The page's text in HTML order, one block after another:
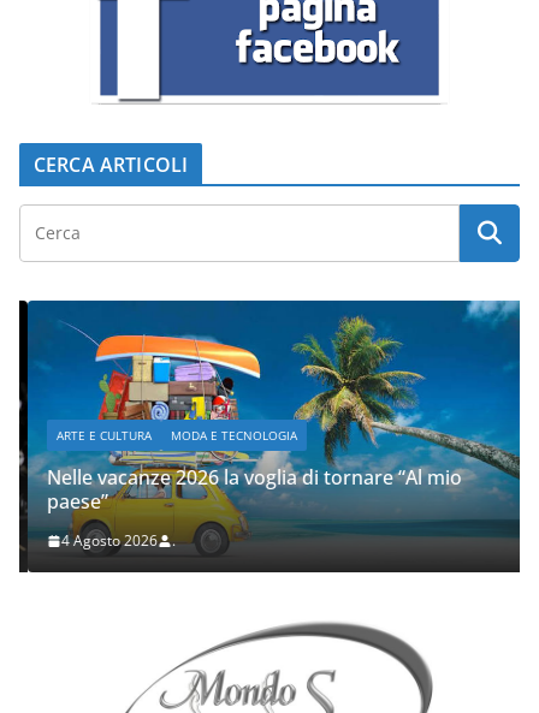
CERCA ARTICOLI
ARTE E CULTURA MODA E TECNOLOGIA
Nelle vacanze 2026 la voglia di tornare “Al mio
paese”
4 Agosto 2026 .